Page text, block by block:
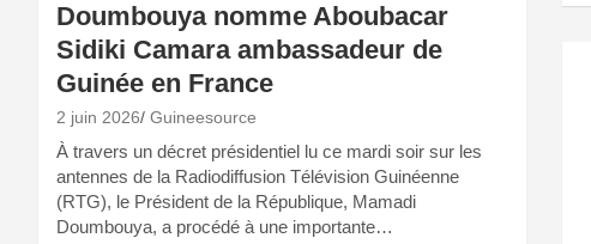
Doumbouya nomme Aboubacar
Sidiki Camara ambassadeur de
Guinée en France
2 juin 2026 Guineesource
À travers un décret présidentiel lu ce mardi soir sur les
antennes de la Radiodiffusion Télévision Guinéenne
(RTG), le Président de la République, Mamadi
Doumbouya, a procédé à une importante…